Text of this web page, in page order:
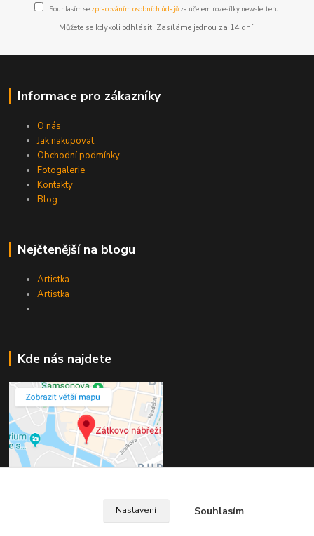
Souhlasím se zpracováním osobních údajůza účelem rozesílky newsletteru.
Můžete se kdykoli odhlásit. Zasíláme jednou za 14 dní.
Informace pro zákazníky
O nás
Jak nakupovat
Obchodní podmínky
Fotogalerie
Kontakty
Blog
Nejčtenější na blogu
Artistka
Artistka
Kde nás najdete
Nastavení Souhlasím